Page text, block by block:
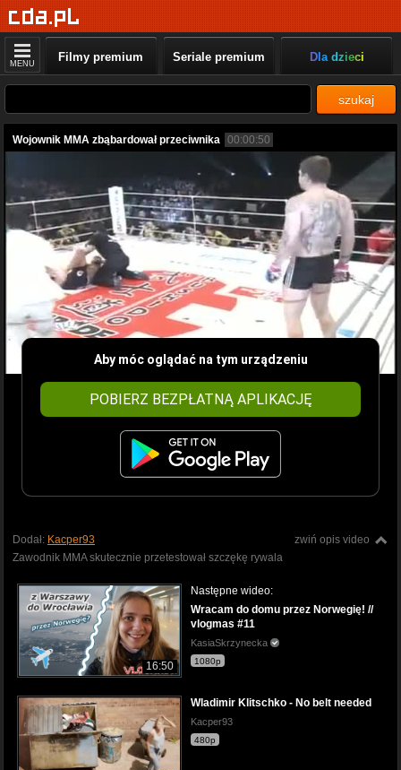
MENU Filmy premium Seriale premium Dla dzieci
szukaj
Wojownik MMA zbąbardował przeciwnika 00:00:50
Aby móc oglądać na tym urządzeniu
POBIERZ BEZPŁATNĄ APLIKACJĘ
zwiń opis video
Dodał: Kacper93
Zawodnik MMA skutecznie przetestował szczękę rywala
16:50
Następne wideo:
Wracam do domu przez Norwegię! //
vlogmas #11
KasiaSkrzynecka
1080p
Wladimir Klitschko - No belt needed
Kacper93
480p